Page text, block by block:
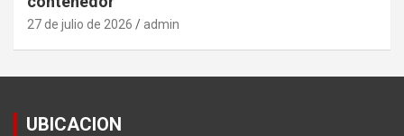
27 de julio de 2026 admin
UBICACION